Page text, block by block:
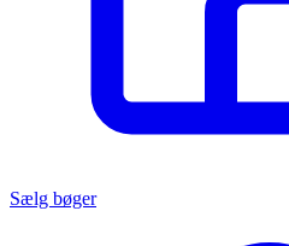
Sælg bøger